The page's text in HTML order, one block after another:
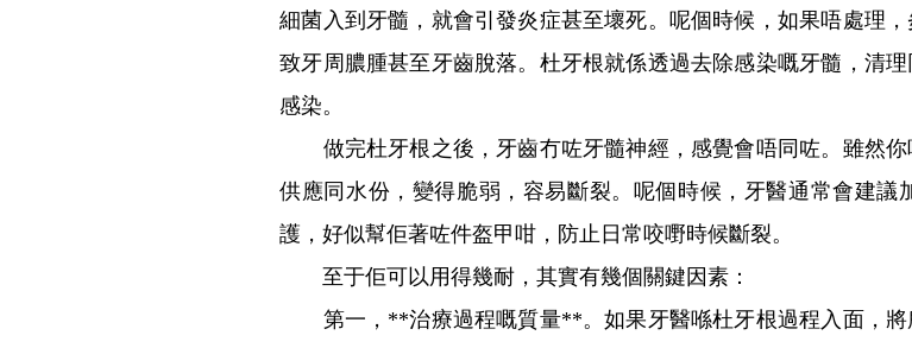
細菌入到牙髓，就會引發炎症甚至壞死。呢個時候，如果唔處理
致牙周膿腫甚至牙齒脫落。杜牙根就係透過去除感染嘅牙髓，清
感染。
做完杜牙根之後，牙齒冇咗牙髓神經，感覺會唔同咗。雖然你
供應同水份，變得脆弱，容易斷裂。呢個時候，牙醫通常會建議
護，好似幫佢著咗件盔甲咁，防止日常咬嘢時候斷裂。
至于佢可以用得幾耐，其實有幾個關鍵因素：
第一，**治療過程嘅質量**。如果牙醫喺杜牙根過程入面，將